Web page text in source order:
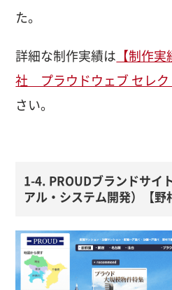
た。
詳細な制作実績は 【制作
社 プラウドウェブ セレク
さい。
1-4. PROUDブランドサイ
アル・システム開発）【野